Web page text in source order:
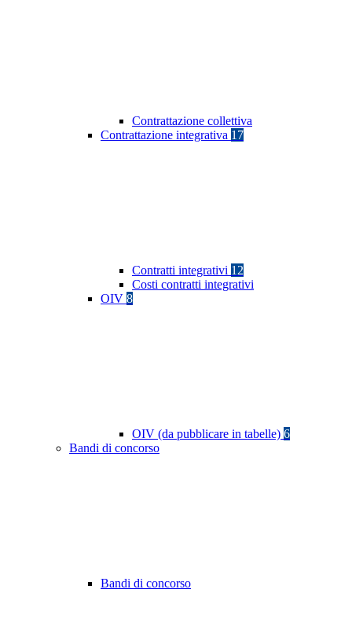
Contrattazione collettiva
Contrattazione integrativa 17
Contratti integrativi 12
Costi contratti integrativi
OIV 8
OIV (da pubblicare in tabelle) 6
Bandi di concorso
Bandi di concorso